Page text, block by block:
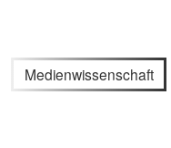
Medienwissenschaft